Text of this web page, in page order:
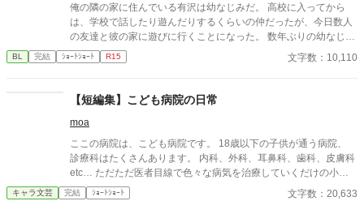
俺の隣の家に住んでいる有沢は幼なじみだ。 高校に入ってから
は、学校で話したり遊んだりするくらいの仲だったが、今日数人
の友達と彼の家に遊びに行くことになった。 数年ぶりの幼なじみ
の家を懐かしんでいる中、いつの間にか友人たちは帰っており、
幼なじみと2人きりに。 そこで俺は彼の部屋であるものを見つけ
BL 完結 ｼｮｰﾄｼｮｰﾄ R15 文字数：10,110
【短編集】こども病院の日常
moa
ここの病院は、こども病院です。 18歳以下の子供が通う病院、
診療科はたくさんあります。 内科、外科、耳鼻科、歯科、皮膚科
etc… ただただ医者目線で色々な病気を治療していくだけの小説
です。 恋愛要素などは一切ありません。 密着病院24時！的な感
じです。 人物像などは表記していない為、読者様のご想像にお任
キャラ文芸 完結 ｼｮｰﾄｼｮｰﾄ 文字数：20,633